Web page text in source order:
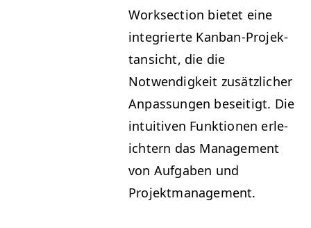
Work­sec­tion bietet eine
inte­gri­erte Kan­ban-Pro­jek­
tan­sicht, die die
Notwendigkeit zusät­zlich­er
Anpas­sun­gen beseit­igt. Die
intu­itiv­en Funk­tio­nen erle­
ichtern das Man­age­ment
von Auf­gaben und
Projektmanagement.